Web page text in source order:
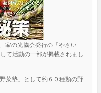
家の光協会発行の「やさい
て活動の一部が掲載されまし
菜塾」として約６０種類の野